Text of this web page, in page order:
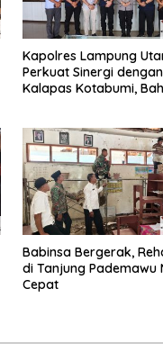
Kapolres Lampung
Perkuat Sinergi dengan
Kalapas Kotabumi,
Babinsa Bergerak,
di Tanjung Pademawu
Cepat